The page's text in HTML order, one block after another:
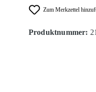
Zum Merkzettel
Produktnummer: